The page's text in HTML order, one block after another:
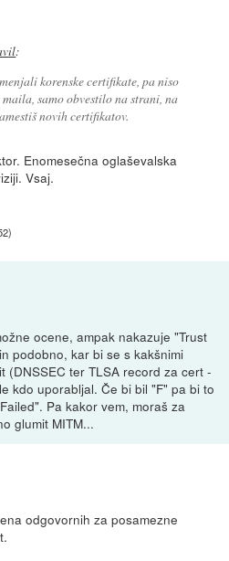
:
korenske certifikate, pa niso
samo obvestilo na strani, na
novih certifikatov.
Enomesečna oglaševalska
Vsaj.
)
ocene, ampak nakazuje "Trust
podobno, kar bi se s kakšnimi
(DNSSEC ter TLSA record za cert -
kdo uporabljal. Če bi bil "F" pa bi to
Pa kakor vem, moraš za
glumit MITM...
odgovornih za posamezne